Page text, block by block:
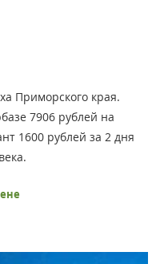
Приморского края.
7906 рублей на
1600 рублей за 2 дня